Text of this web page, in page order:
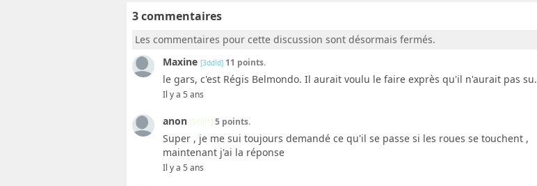
3 commentaires
Les commentaires pour cette discussion sont désormais fermés.
Maxine [3dd!d] 11 points.
le gars, c'est Régis Belmondo. Il aurait voulu le faire exprès qu'il n'aurait pas su.
Il y a 5 ans
anon [510!1] 5 points.
Super , je me sui toujours demandé ce qu'il se passe si les roues se touchent ,
maintenant j'ai la réponse
Il y a 5 ans